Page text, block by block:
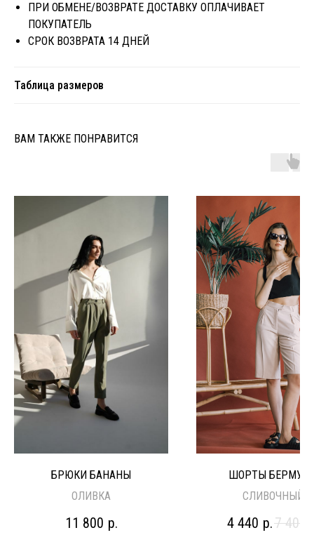
ПРИ ОБМЕНЕ/ВОЗВРАТЕ ДОСТАВКУ ОПЛАЧИВАЕТ
ПОКУПАТЕЛЬ
СРОК ВОЗВРАТА 14 ДНЕЙ
Таблица размеров
ВАМ ТАКЖЕ ПОНРАВИТСЯ
БРЮКИ БАНАНЫ
ОЛИВКА
11 800 р.
ШОРТЫ
СЛИВОЧНЫЙ
4 440 р.7 400